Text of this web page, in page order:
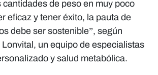
cantidades de peso en muy poco
eficaz y tener éxito, la pauta de
debe ser sostenible”, según
un equipo de especialistas
y salud metabólica.